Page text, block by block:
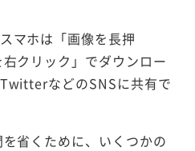
マホは「画像を長押
クリック」でダウンロー
などのSNSに共有で
省くために、いくつかの